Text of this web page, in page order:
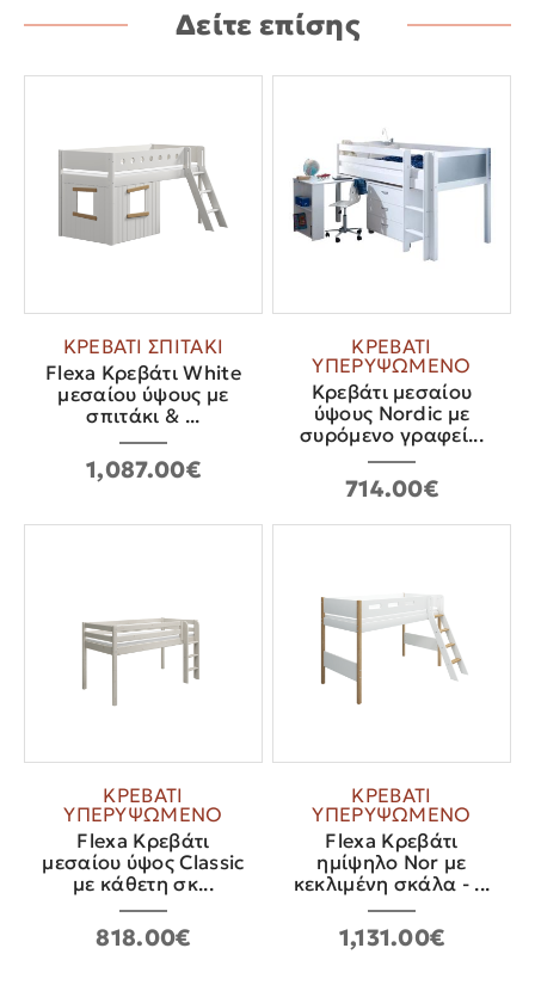
Δείτε επίσης
ΚΡΕΒΑΤΙ ΣΠΙΤΑΚΙ
Flexa Κρεβάτι White
μεσαίου ύψους με
σπιτάκι & ...
1,087.00€
ΚΡΕΒΑΤΙ
ΥΠΕΡΥΨΩΜΕΝΟ
Κρεβάτι μεσαίου
ύψους Nordic με
συρόμενο γραφεί...
714.00€
ΚΡΕΒΑΤΙ
ΥΠΕΡΥΨΩΜΕΝΟ
Flexa Κρεβάτι
μεσαίου ύψος Classic
με κάθετη σκ...
818.00€
ΚΡΕΒΑΤΙ
ΥΠΕΡΥΨΩΜΕΝΟ
Flexa Κρεβάτι
ημίψηλο Nor με
κεκλιμένη σκάλα - ...
1,131.00€